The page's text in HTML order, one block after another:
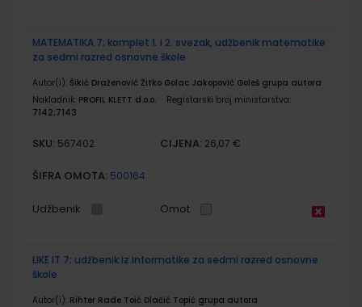
MATEMATIKA 7; komplet 1. i 2. svezak, udžbenik matematike
za sedmi razred osnovne škole
Autor(i): Šikić Draženović Žitko Golac Jakopović Goleš grupa autora
Nakladnik: PROFIL KLETT d.o.o.
Registarski broj ministarstva:
7142;7143
SKU: 567402 CIJENA: 26,07 €
ŠIFRA OMOTA: 500164
Udžbenik Omot
LIKE IT 7; udžbenik iz informatike za sedmi razred osnovne
škole
Autor(i): Rihter Rade Toić Dlačić Topić grupa autora